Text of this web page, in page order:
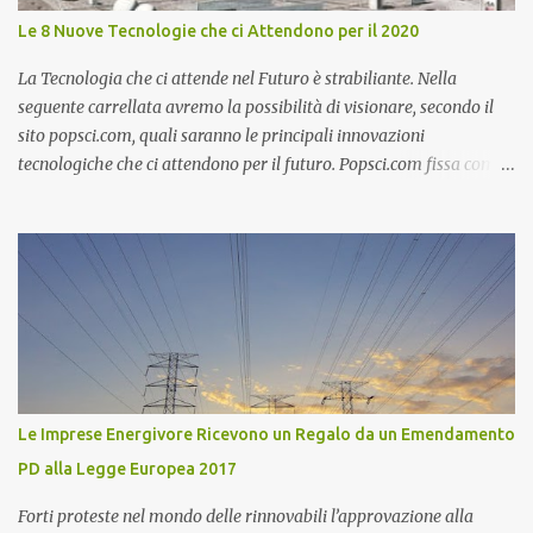
Columbia) rimasto in orbita lunare ad attendere il ritorno degli
altri due Astronauti. Se volete rivivere la storica missione
dell'Apollo 11, la fondazione J.F. Kennedy ha messo a punto uno
spettacolare sit...
Le 8 Nuove Tecnologie che ci Attendono per il 2020
La Tecnologia che ci attende nel Futuro è strabiliante. Nella
seguente carrellata avremo la possibilità di visionare, secondo il
sito popsci.com, quali saranno le principali innovazioni
tecnologiche che ci attendono per il futuro. Popsci.com fissa come
Tecnologiche che vedremo saranno realizzabili, per altre dovremo
attendere qualche anno in più. Se non altro è un bellissimo modo
per fantasticare e immaginare come sarà nostro futuro. Base
Lunare Giapponese I Giapponesi come tutti sanno sono
all'avanguardia nell'innovazione tecnologica e soprattutto nella
robotica. E' in programma da parte del Giappone di costruire una
base lunare robotica studiata per i robot. Attualmente non c'è
nessun paese al Mondo al di fuori del Giappone che potrebbe
realizzare una impresa simile. Purtroppo i fatti di cronaca di
Fukushima hanno impegnato e impegneranno in ...
Le Imprese Energivore Ricevono un Regalo da un Emendamento
PD alla Legge Europea 2017
Forti proteste nel mondo delle rinnovabili l’approvazione alla